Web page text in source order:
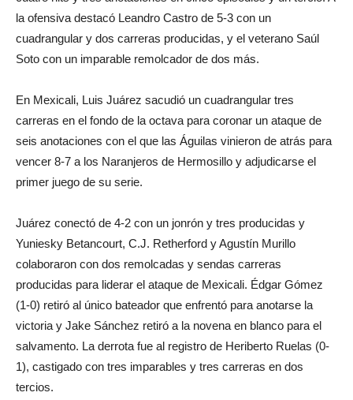
la ofensiva destacó Leandro Castro de 5-3 con un
cuadrangular y dos carreras producidas, y el veterano Saúl
Soto con un imparable remolcador de dos más.
En Mexicali, Luis Juárez sacudió un cuadrangular tres
carreras en el fondo de la octava para coronar un ataque de
seis anotaciones con el que las Águilas vinieron de atrás para
vencer 8-7 a los Naranjeros de Hermosillo y adjudicarse el
primer juego de su serie.
Juárez conectó de 4-2 con un jonrón y tres producidas y
Yuniesky Betancourt, C.J. Retherford y Agustín Murillo
colaboraron con dos remolcadas y sendas carreras
producidas para liderar el ataque de Mexicali. Édgar Gómez
(1-0) retiró al único bateador que enfrentó para anotarse la
victoria y Jake Sánchez retiró a la novena en blanco para el
salvamento. La derrota fue al registro de Heriberto Ruelas (0-
1), castigado con tres imparables y tres carreras en dos
tercios.